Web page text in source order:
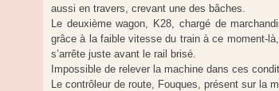
aussi en travers, crevant une des bâches.
Le deuxième wagon, K28, chargé de
grâce à la faible vitesse du train à ce moment-
s’arrête juste avant le rail brisé.
Impossible de relever la machine dans ces
Le contrôleur de route, Fouques, présent sur la